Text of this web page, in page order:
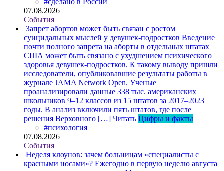
07.08.2026
События
Запрет абортов может быть связан с ростом
суицидальных мыслей у девушек-подростков Введение
почти полного запрета на аборты в отдельных штатах
США может быть связано с ухудшением психического
здоровья девушек-подростков. К такому выводу пришли
исследователи, опубликовавшие результаты работы в
журнале JAMA Network Open. Ученые
проанализировали данные 338 тыс. американских
школьников 9–12 классов из 15 штатов за 2017–2023
годы. В анализ включили пять штатов, где после
решения Верховного […] Читать Цифры и факты
#психология
07.08.2026
События
Неделя клоунов: зачем больницам «специалисты с
красными носами»? Ежегодно в первую неделю августа